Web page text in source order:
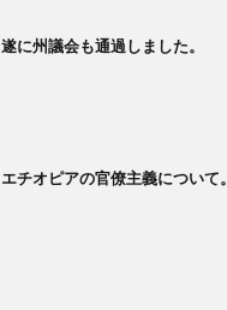
遂に州議会も通過しました。
エチオピアの官僚主義について。